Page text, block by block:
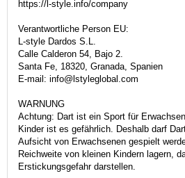
https://l-style.info/company
Verantwortliche Person EU:
L-style Dardos S.L.
Calle Calderon 54, Bajo 2.
Santa Fe, 18320, Granada, Spanien
E-mail: info@lstyleglobal.com
WARNUNG
Achtung: Dart ist ein Sport für
Kinder ist es gefährlich. Deshalb darf
Aufsicht von Erwachsenen gespielt
Reichweite von kleinen Kindern lagern,
Erstickungsgefahr darstellen.